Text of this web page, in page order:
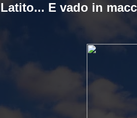
Latito... E vado in